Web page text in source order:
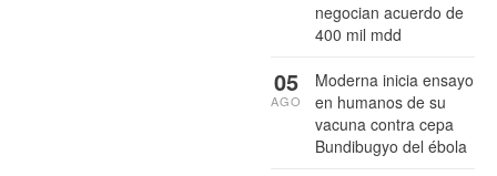
negocian acuerdo de
400 mil mdd
Moderna inicia ensayo
en humanos de su
vacuna contra cepa
Bundibugyo del ébola
05
AGO